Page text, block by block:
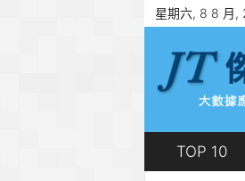
星期六, 8 8 月,
TOP 10